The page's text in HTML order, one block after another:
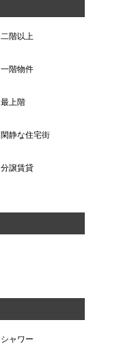
二階以上
一階物件
最上階
閑静な住宅街
分譲賃貸
シャワー